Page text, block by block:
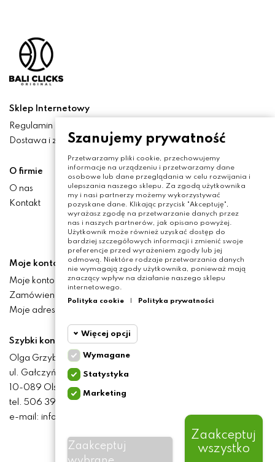
Sklep Internetowy
Regulamin
Dostawa i zwroty
O firmie
O nas
Kontakt
Moje konto
Moje konto
Zamówienia
Moje adresy
Szybki kontakt
Olga Grzyb STILO
ul. Gałczyńskiego 24
10-089 Olsztyn
tel. 506 393 457
e-mail: info@baliclicksoriginal.pl
BALICLICKS ORIGINAL POLSKA© 2021
Szanujemy prywatność
Przetwarzamy pliki cookie, przechowujemy
informacje na urządzeniu i przetwarzamy dane
osobowe lub dane przeglądania w celu rozwijania i
ulepszania naszego sklepu. Za zgodą użytkownika
my i nasi partnerzy możemy wykorzystywać
pozyskane dane. Klikając przycisk "Akceptuję",
wyrażasz zgodę na przetwarzanie danych przez
nas i naszych partnerów, jak opisano powyżej.
Użytkownik może również uzyskać dostęp do
bardziej szczegółowych informacji i zmienić swoje
preferencje przed wyrażeniem zgody lub jej
odmową. Niektóre rodzaje przetwarzania danych
nie wymagają zgody użytkownika, ponieważ mają
znaczący wpływ na działanie naszego sklepu
internetowego.
Polityka cookie
Polityka prywatności
Więcej opcji
Wymagane
cookie wymagane do
przeglądania witryny i
korzystania z jej
podstawowych funkcji. Te
Cookie
marketingowe
Wymagane
Statystyka
Marketing
Zaakceptuj
Zaakceptuj
wszystko